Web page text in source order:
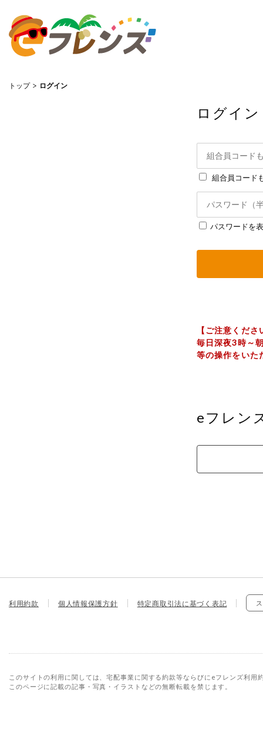
トップ ログイン
ログイン
組合員コード
パスワードを
【ご注意くださ
毎日深夜3時～
等の操作をいた
eフレン
利用約款 個人情報保護方針 特定商取引法に基づく表記
このサイトの利用に関しては、宅配事業に関する約款等ならびにeフレンズ利用
このページに記載の記事・写真・イラストなどの無断転載を禁じます。